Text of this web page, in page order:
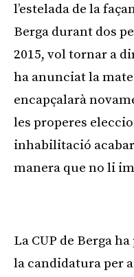
l’estelada de la
Berga durant dos
2015, vol tornar a
ha anunciat la
encapçalarà
les properes
inhabilitació
manera que no li
La CUP de Berga
la candidatura per